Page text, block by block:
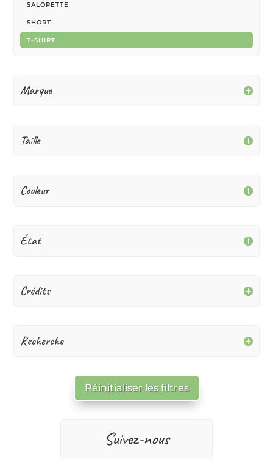
SALOPETTE
SHORT
T-SHIRT
Marque
Taille
Couleur
État
Crédits
Recherche
Réinitialiser les filtres
Suivez-nous